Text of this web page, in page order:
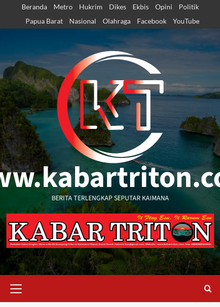
content
Beranda Metro Hukrim Dikes Ekbis Opini
Politik
Papua Barat
Nasional Olahraga Facebook YouTube
BERITA TERLENGKAP SEPUTAR KAIMANA
Menu